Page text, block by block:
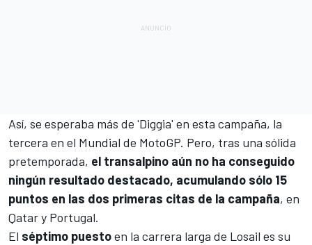
Así, se esperaba más de 'Diggia' en esta campaña, la
tercera en el Mundial de MotoGP. Pero, tras una sólida
pretemporada, el transalpino aún no ha conseguido
ningún resultado destacado, acumulando sólo 15
puntos en las dos primeras citas de la campaña, en
Qatar y Portugal.
El séptimo puestoen la carrera larga de Losail es su